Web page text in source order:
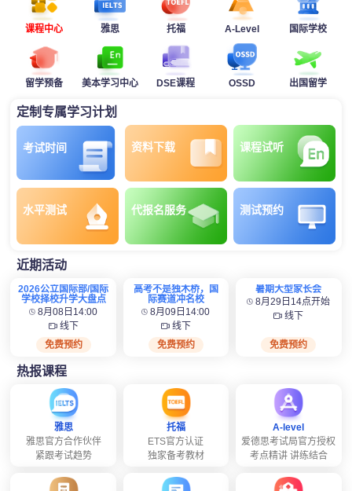
课程中心 雅思 托福 A-Level 国际学校
留学预备 美本学习中心 DSE课程 OSSD 出国留学
定制专属学习计划
考试时间 资料下载 课程试听
水平测试 代报名服务 测试预约
近期活动
2026公立国际部/国际
学校择校升学大盘点
8月08日14:00
线下
免费预约
高考不是独木桥，国
际赛道冲名校
8月09日14:00
线下
免费预约
暑期大型家长会
8月29日14点开始
线下
免费预约
热报课程
雅思
雅思官方合作伙伴
紧跟考试趋势
托福
ETS官方认证
独家备考教材
A-level
爱德思考试局官方授权
考点精讲 讲练结合